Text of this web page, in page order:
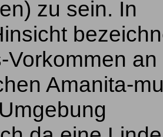
zu sein. In
Vorkommen an
Amanita-